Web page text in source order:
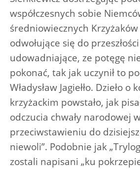
współczesnych sobie
średniowiecznych Krzyżaków
odwołujące się do
udowadniające, ze potęgę
pokonać, tak jak uczynił to
Władysław Jagiełło. Dzieło
krzyżackim powstało, jak
odczucia chwały narodowej
przeciwstawieniu do
niewoli”. Podobnie jak
zostali napisani „ku